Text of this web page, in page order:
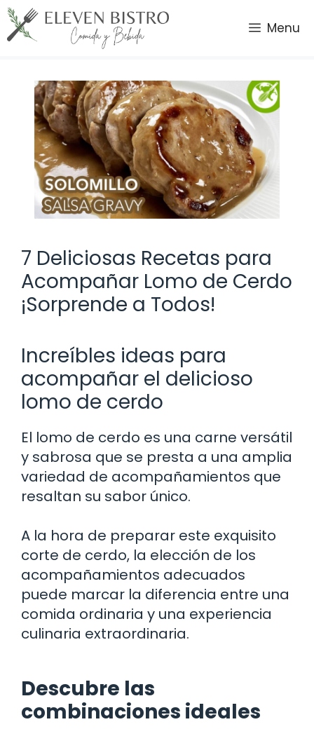
Saltar
al
contenido
Menu
7 Deliciosas Recetas para
Acompañar Lomo de Cerdo
¡Sorprende a Todos!
Increíbles ideas para
acompañar el delicioso
lomo de cerdo
El lomo de cerdo es una carne versátil
y sabrosa que se presta a una amplia
variedad de acompañamientos que
resaltan su sabor único.
A la hora de preparar este exquisito
corte de cerdo, la elección de los
acompañamientos adecuados
puede marcar la diferencia entre una
comida ordinaria y una experiencia
culinaria extraordinaria.
Descubre las
combinaciones ideales